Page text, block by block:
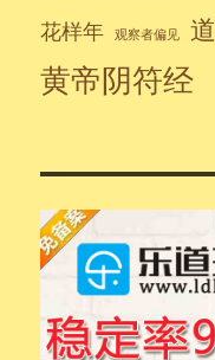
花样年 观察者偏见 道
黄帝阴符经